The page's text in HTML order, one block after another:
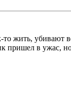
жить, убивают
пришел в ужас,